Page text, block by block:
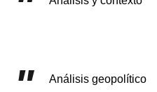
Análisis geopolítico